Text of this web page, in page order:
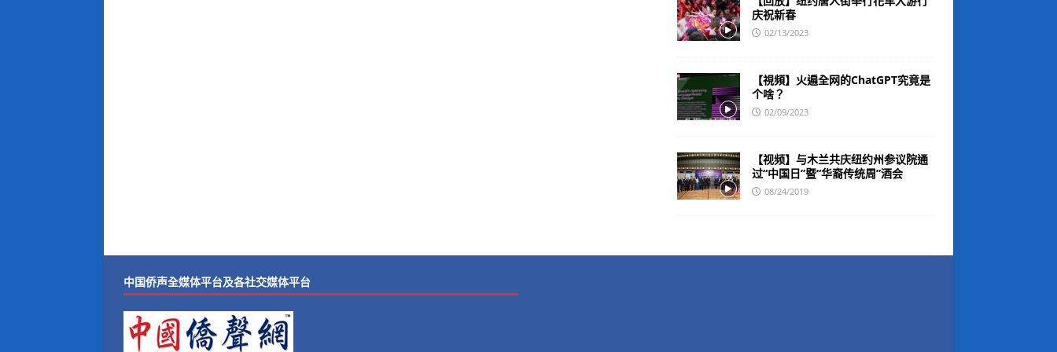
庆祝新春
02/13/2023
【視頻】火遍全网的ChatGPT究竟是
个啥？
02/09/2023
【视频】与木兰共庆纽约州参议院通
过“中国日”暨“华裔传统周”酒会
08/24/2019
中国侨声全媒体平台及各社交媒体平台